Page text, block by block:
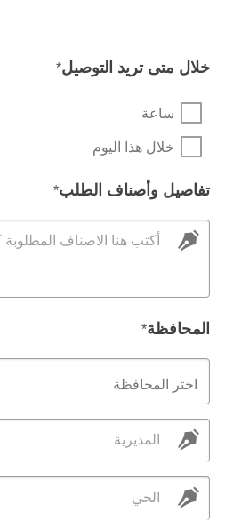
خلال متى تريد التوصيل*
ساعة
خلال هذا اليوم
تفاصيل وأصناف الطلب*
أكتب هنا الاصناف
المحافظة*
اختر المحافظة
المديرية
الحي